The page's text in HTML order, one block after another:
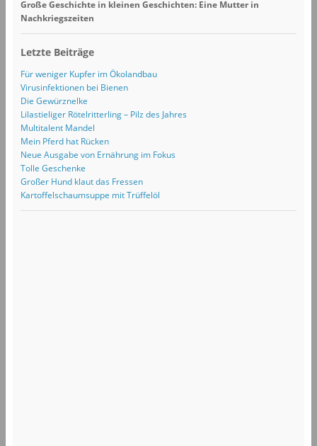
Große Geschichte in kleinen Geschichten: Eine Mutter in
Nachkriegszeiten
Letzte Beiträge
Für weniger Kupfer im Ökolandbau
Virusinfektionen bei Bienen
Die Gewürznelke
Lilastieliger Rötelritterling – Pilz des Jahres
Multitalent Mandel
Mein Pferd hat Rücken
Neue Ausgabe von Ernährung im Fokus
Tolle Geschenke
Großer Hund klaut das Fressen
Kartoffelschaumsuppe mit Trüffelöl